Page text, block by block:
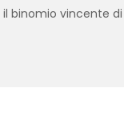
binomio vincente